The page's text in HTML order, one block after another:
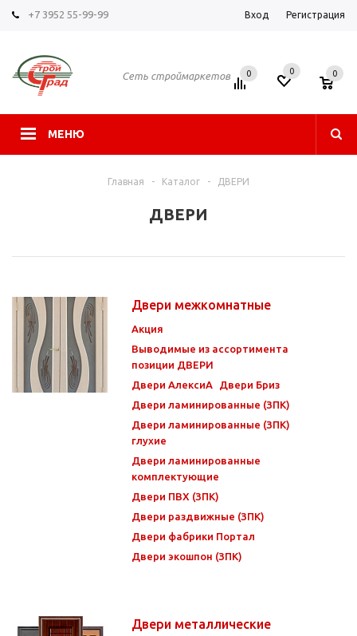
+7 3952 55-99-99 Вход Регистрация
Сеть строймаркетов
МЕНЮ
0 0 0
Главная - Каталог - ДВЕРИ
ДВЕРИ
Двери межкомнатные
Акция
Выводимые из ассортимента
позиции ДВЕРИ
Двери АлексиА
Двери Бриз
Двери ламинированные (ЗПК)
Двери ламинированные (ЗПК)
глухие
Двери ламинированные
комплектующие
Двери ПВХ (ЗПК)
Двери раздвижные (ЗПК)
Двери фабрики Портал
Двери экошпон (ЗПК)
Двери металлические